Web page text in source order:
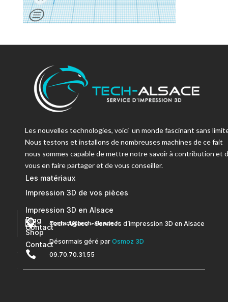
Les nouvelles technologies, voici un monde fascinant sans
Nous testons et installons de nombreuses machines de ce fait
nous sommes capable de mettre notre savoir à contribution et
vous en faire partager et de vous conseiller.
Les matériaux
Impression 3D de vos pièces
Impression 3D en Alsace
Contact
Blog
Shop
Contact
 contact@tech-alsace.fr
 Tech-Alsace – Services d’impression 3D en Alsace
Désormais géré par Osmoz 3D
 09.70.70.31.55